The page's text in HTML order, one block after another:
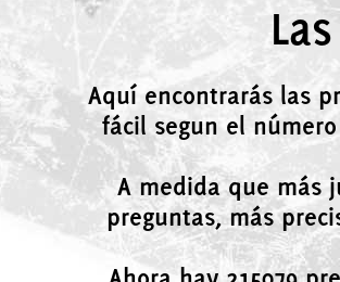
Aquí encontrarás las
fácil segun el
A medida que más
preguntas, más